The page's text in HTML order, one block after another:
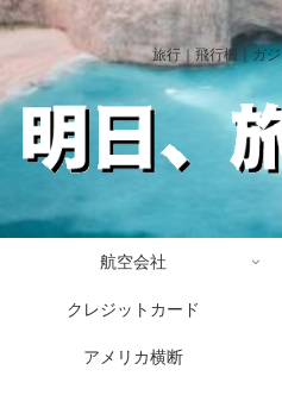
旅行｜飛行機｜ガ
航空会社
クレジットカード
アメリカ横断